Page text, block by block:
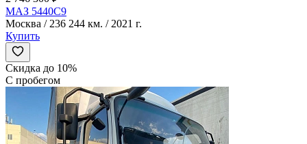
МАЗ 5440C9
Москва / 236 244 км. / 2021 г.
Купить
Скидка до 10%
С пробегом